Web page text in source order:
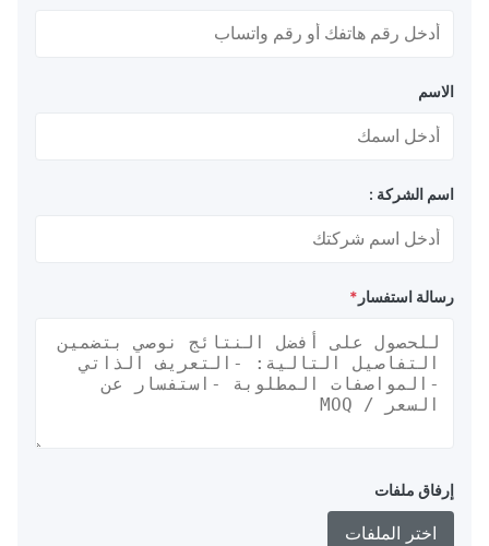
اسم الشركة :
رسالة استفسار*
إرفاق ملفات
اختر الملفات